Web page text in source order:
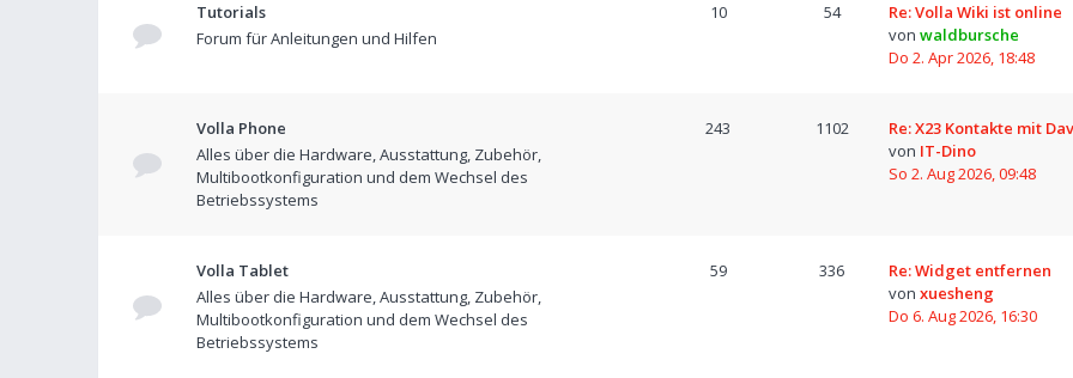
Tutorials
Forum für Anleitungen und Hilfen
10 54
Re: Volla Wiki ist online
von waldbursche
Do 2. Apr 2026, 18:48
Volla Phone
Alles über die Hardware, Ausstattung, Zubehör,
Multibootkonfiguration und dem Wechsel des
Betriebssystems
243 1102
Re: X23 Kontakte mit
von IT-Dino
So 2. Aug 2026, 09:48
Volla Tablet
Alles über die Hardware, Ausstattung, Zubehör,
Multibootkonfiguration und dem Wechsel des
Betriebssystems
59 336
Re: Widget entfernen
von xuesheng
Do 6. Aug 2026, 16:30